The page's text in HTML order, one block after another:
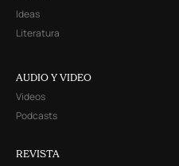
Ideas
Literatura
AUDIO Y VIDEO
Videos
Podcasts
REVISTA